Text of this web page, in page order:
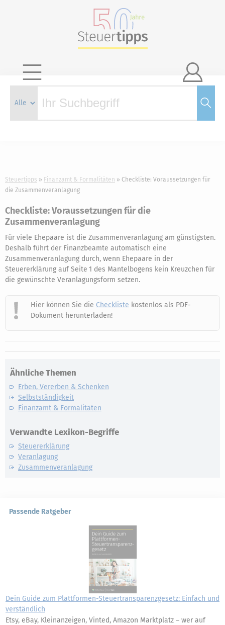

Steuertipps Finanzamt & Formalitäten
Checkliste: Voraussetzungen für
die Zusammenveranlagung
Checkliste: Voraussetzungen für die
Zusammenveranlagung
Für viele Ehepaare ist die Zusammenveranlagung am günstigsten.
Deshalb führt der Finanzbeamte automatisch eine
Zusammenveranlagung durch, wenn Ehepaare in der
Steuererklärung auf Seite 1 des Mantelbogens kein Kreuzchen für
die gewünschte Veranlagungsform setzen.
Hier können Sie die Checkliste kostenlos als PDF-
Dokument herunterladen!
Ähnliche Themen
Erben, Vererben & Schenken
Selbstständigkeit
Finanzamt & Formalitäten
Verwandte Lexikon-Begriffe
Steuererklärung
Veranlagung
Zusammenveranlagung
Passende Ratgeber
Dein Guide zum Plattformen-Steuertransparenzgesetz: Einfach und
verständlich
Etsy, eBay, Kleinanzeigen, Vinted, Amazon Marktplatz – wer auf